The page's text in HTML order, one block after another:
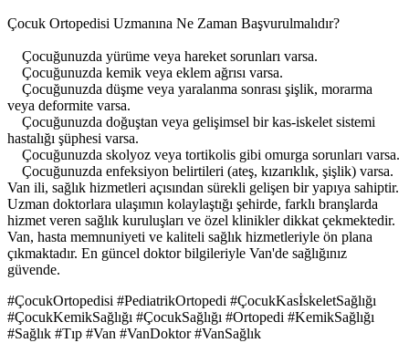
Çocuk Ortopedisi Uzmanına Ne Zaman Başvurulmalıdır?
Çocuğunuzda yürüme veya hareket sorunları varsa.
Çocuğunuzda kemik veya eklem ağrısı varsa.
Çocuğunuzda düşme veya yaralanma sonrası şişlik, morarma
veya deformite varsa.
Çocuğunuzda doğuştan veya gelişimsel bir kas-iskelet sistemi
hastalığı şüphesi varsa.
Çocuğunuzda skolyoz veya tortikolis gibi omurga sorunları varsa.
Çocuğunuzda enfeksiyon belirtileri (ateş, kızarıklık, şişlik) varsa.
Van ili, sağlık hizmetleri açısından sürekli gelişen bir yapıya sahiptir.
Uzman doktorlara ulaşımın kolaylaştığı şehirde, farklı branşlarda
hizmet veren sağlık kuruluşları ve özel klinikler dikkat çekmektedir.
Van, hasta memnuniyeti ve kaliteli sağlık hizmetleriyle ön plana
çıkmaktadır. En güncel doktor bilgileriyle Van'de sağlığınız
güvende.
#ÇocukOrtopedisi #PediatrikOrtopedi #ÇocukKasİskeletSağlığı
#ÇocukKemikSağlığı #ÇocukSağlığı #Ortopedi #KemikSağlığı
#Sağlık #Tıp #Van #VanDoktor #VanSağlık